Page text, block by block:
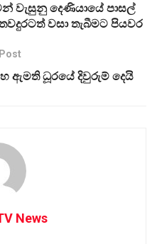
වැසුනු දෙණියායේ පාසල්
වසා තැබීමට පියවර
ඇමති ධූරයේ දිවුරුම් දෙයි
News